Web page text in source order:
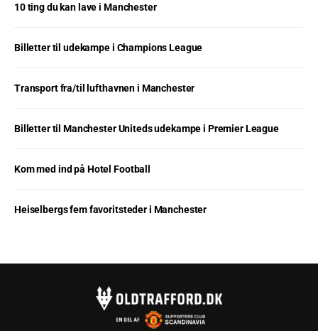
10 ting du kan lave i Manchester
Billetter til udekampe i Champions League
Transport fra/til lufthavnen i Manchester
Billetter til Manchester Uniteds udekampe i Premier League
Kom med ind på Hotel Football
Heiselbergs fem favoritsteder i Manchester